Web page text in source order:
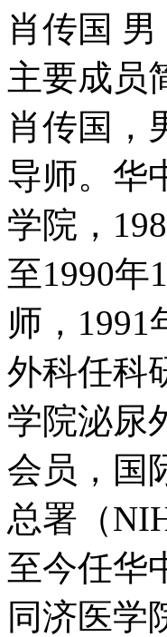
肖传国
主要成员
肖传国，
导师。华
学院，
至1990年
师，1991
外科任科
学院泌尿
会员，国
总署（
至今任华
同济医学